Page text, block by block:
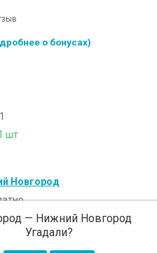
о бонусах)
шт
Новгород
— Нижний Новгород
Угадали?
- 300 ₽ (от 5 000 ₽ бесплатно)